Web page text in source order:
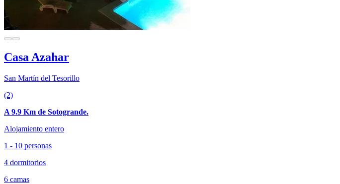
Casa Azahar
San Martín del Tesorillo
(2)
A 9.9 Km de Sotogrande.
Alojamiento entero
1 - 10 personas
4 dormitorios
6 camas